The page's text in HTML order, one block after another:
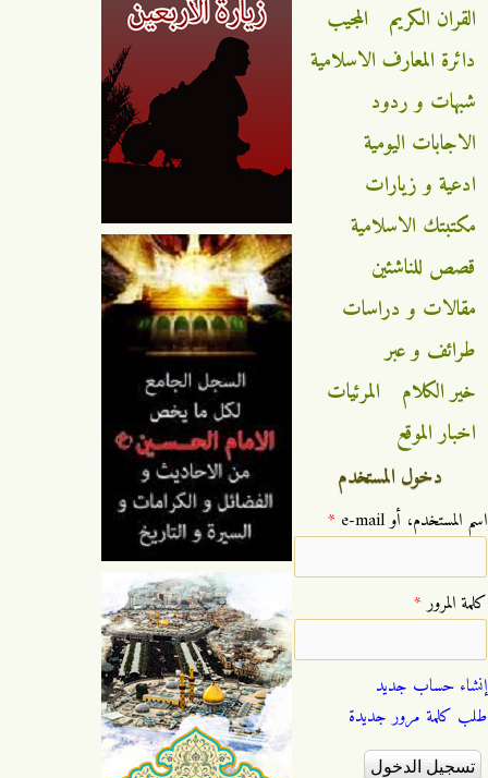
القران الكريم
المجيب
دائرة المعارف الاسلامية
شبهات و ردود
الاجابات اليومية
ادعية و زيارات
مكتبتك الاسلامية
قصص للناشئين
مقالات و دراسات
طرائف و عبر
خير الكلام
المرئيات
اخبار الموقع
دخول المستخدم
‏اسم المستخدم، أو e-mail ‏ *
‏كلمة المرور ‏*
إنشاء حساب جديد
طلب كلمة مرور جديدة